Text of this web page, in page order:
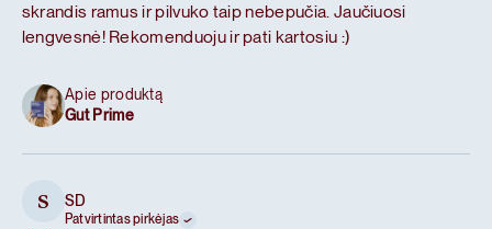
skrandis ramus ir pilvuko taip nebepučia. Jaučiuosi
lengvesnė! Rekomenduoju ir pati kartosiu :)
Apie produktą
Gut Prime
S SD
Patvirtintas pirkėjas